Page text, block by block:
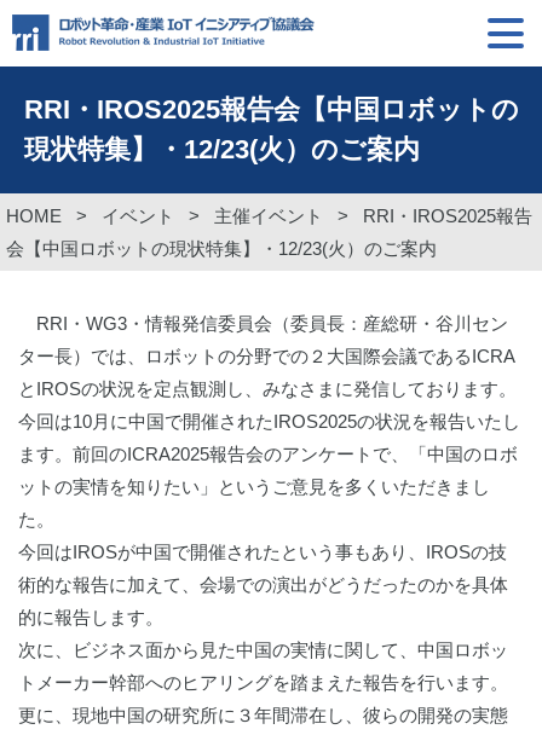
RRI・IROS2025報告会【中国ロボットの
現状特集】・12/23(火）のご案内
HOME > イベント > 主催イベント > RRI・IROS2025報告
会【中国ロボットの現状特集】・12/23(火）のご案内
RRI・WG3・情報発信委員会（委員長：産総研・谷川セン
ター長）では、ロボットの分野での２大国際会議であるICRA
とIROSの状況を定点観測し、みなさまに発信しております。
今回は10月に中国で開催されたIROS2025の状況を報告いたし
ます。前回のICRA2025報告会のアンケートで、「中国のロボ
ットの実情を知りたい」というご意見を多くいただきまし
た。
今回はIROSが中国で開催されたという事もあり、IROSの技
術的な報告に加えて、会場での演出がどうだったのかを具体
的に報告します。
次に、ビジネス面から見た中国の実情に関して、中国ロボッ
トメーカー幹部へのヒアリングを踏まえた報告を行います。
更に、現地中国の研究所に３年間滞在し、彼らの開発の実態